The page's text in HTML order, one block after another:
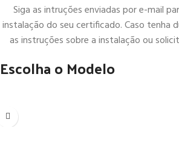
Siga as intruções enviadas por e-mail
instalação do seu certificado. Caso tenha
as instruções sobre a instalação ou
Escolha o Modelo